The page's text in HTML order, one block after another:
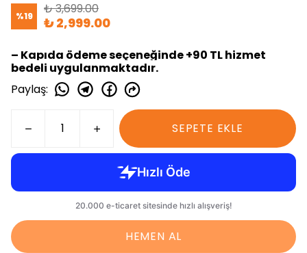
%19 ₺ 3,699.00
₺ 2,999.00
– Kapıda ödeme seçeneğinde +90 TL hizmet
bedeli uygulanmaktadır.
Paylaş:
SEPETE EKLE
HEMEN AL